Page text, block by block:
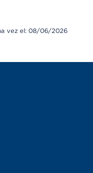
vez el: 08/06/2026